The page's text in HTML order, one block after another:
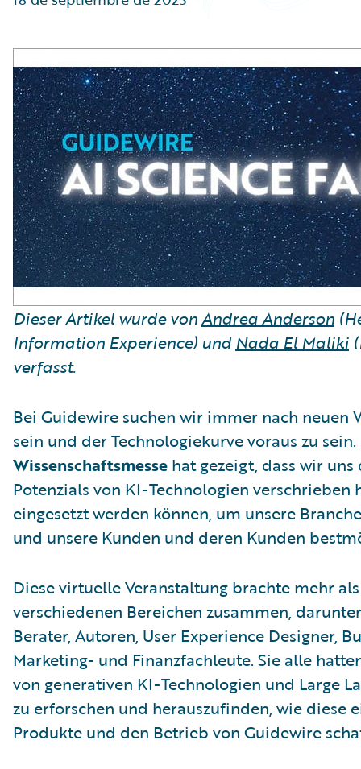
Partner Perspective
Dieser Artikel wurde vonAndrea Anderson
Information Experience) und Nada El Maliki
verfasst.
Bei Guidewire suchen wir immer nach neuen
sein und der Technologiekurve voraus zu
Wissenschaftsmesse hat gezeigt, dass wir
Potenzials von KI-Technologien verschrieben
eingesetzt werden können, um unsere
und unsere Kunden und deren Kunden
Diese virtuelle Veranstaltung brachte mehr
verschiedenen Bereichen zusammen,
Berater, Autoren, User Experience Designer,
Marketing- und Finanzfachleute. Sie alle
von generativen KI-Technologien und Large
zu erforschen und herauszufinden, wie diese
Produkte und den Betrieb von Guidewire